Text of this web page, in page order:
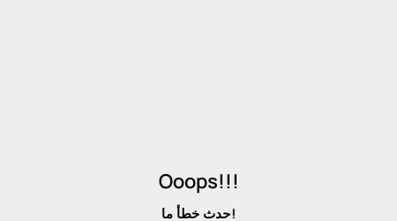
Ooops!!!
حدث خطأ ما!